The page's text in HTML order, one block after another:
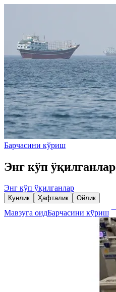
Барчасини кўриш
Энг кўп ўқилганлар
Энг кўп ўқилганлар
Кунлик Ҳафталик Ойлик
Мавзуга оидБарчасини кўриш